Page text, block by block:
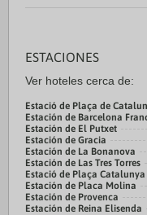
ESTACIONES
Ver hoteles cerca de:
Estació de Plaça de
Estación de Barcelona
Estación de El Putxet
Estación de Gracia
Estación de La Bonanova
Estación de Las Tres Torres
Estació de Plaça
Estación de Placa Molina
Estación de Provenca
Estación de Reina Elisenda